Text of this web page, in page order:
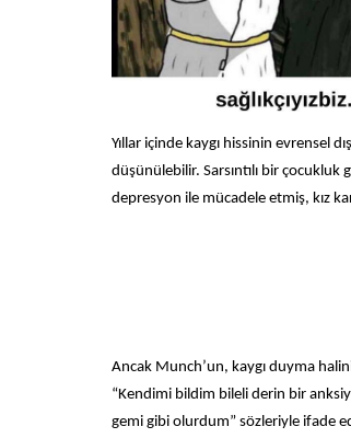
Yıllar içinde kaygı hissinin evrensel
düşünülebilir. Sarsıntılı bir çocukluk
depresyon ile mücadele etmiş, kız
Ancak Munch’un, kaygı duyma
“Kendimi bildim bileli derin bir
gemi gibi olurdum” sözleriyle ifade